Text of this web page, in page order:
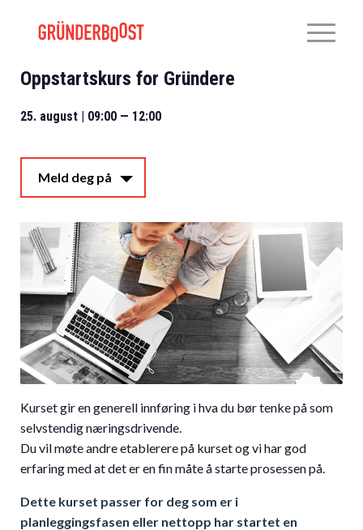
Oppstartskurs for Gründere
25. august | 09:00 — 12:00
Meld deg på
Kurset gir en generell innføring i hva du bør tenke på som
selvstendig næringsdrivende.
Du vil møte andre etablerere på kurset og vi har god
erfaring med at det er en fin måte å starte prosessen på.
Dette kurset passer for deg som er i
planleggingsfasen eller nettopp har startet en